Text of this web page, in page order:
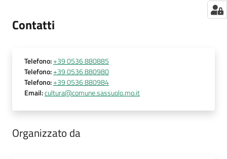
Contatti
Telefono:+39 0536 880885
Telefono:+39 0536 880980
Telefono:+39 0536 880984
Email:cultura@comune.sassuolo.mo.it
Organizzato da